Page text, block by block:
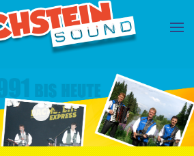
Biografie